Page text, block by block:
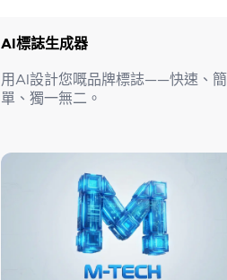
AI標誌生成器
用AI設計您嘅品牌標誌——快速、簡
單、獨一無二。